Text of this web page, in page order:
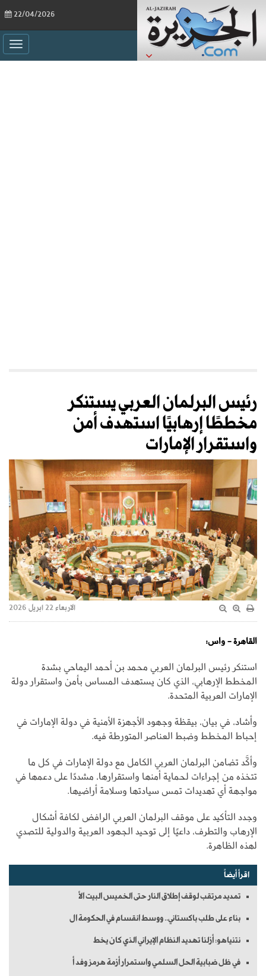
رئيس البرلمان العربي يستنكر
مخططًا إرهابيًا استهدف أمن
واستقرار الإمارات
الاربعاء 22 ابريل 2026
القاهرة - واس:
استنكر رئيس البرلمان العربي محمد بن أحمد اليماحي بشدة
المخطط الإرهابي، الذي كان يستهدف المساس بأمن واستقرار دولة
الإمارات العربية المتحدة.
وأشاد، في بيان، بيقظة وجهود الأجهزة الأمنية في دولة الإمارات في
إحباط المخطط وضبط العناصر المتورطة فيه.
وأكَّد تضامن البرلمان العربي الكامل مع دولة الإمارات في كل ما
تتخذه من إجراءات لحماية أمنها واستقرارها، مشددًا على دعمها في
مواجهة أي تهديدات تمس سيادتها وسلامة أراضيها.
وجدد التأكيد على موقف البرلمان العربي الرافض لكافة أشكال
الإرهاب والتطرف، داعيًا إلى توحيد الجهود العربية والدولية للتصدي
لهذه الظاهرة.
اقرأ أيضاً
تمديد مرتقب لوقف إطلاق النار حتى الخميس البيت الأ
بناء على طلب باكستاني.. ووسط انقسام في الحكومة ال
نتنياهو: أزلنا تهديد النظام الإيراني الذي كان يخط
في ظل ضبابية الحل السلمي واستمرار أزمة هرمز وفد أ